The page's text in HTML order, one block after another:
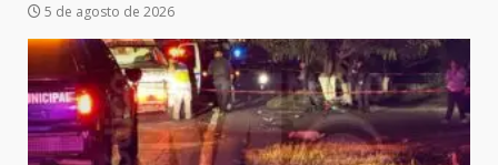
5 de agosto de 2026